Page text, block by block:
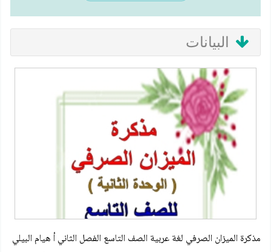
البيانات
مذكرة الميزان الصرفي لغة عربية الصف التاسع الفصل الثاني أ هيام البيلي